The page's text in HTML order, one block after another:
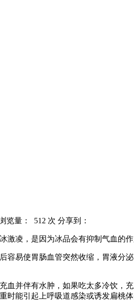
览量： 512 次 分享到：
激凌，是因为冰品会有抑制气血的
容易使胃肠血管突然收缩，胃液分
血并伴有水肿，如果吃太多冷饮，
时能引起上呼吸道感染或诱发扁桃体